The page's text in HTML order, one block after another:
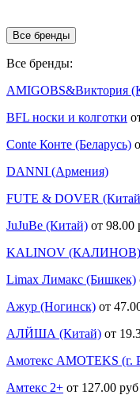
Все бренды
Все бренды:
AMIGOBS&Виктория
BFL носки и колготки
Conte Конте (Беларусь)
DANNI (Армения)
FUTE & DOVER
JuJuBe (Китай) от 98.00
KALINOV (КАЛИНОВ)
Limax Лимакс (Бишкек)
Ажур (Ногинск) от
АЛЙША (Китай) от
Амотекс AMOTEKS (г.
Амтекс 2+ от 127.00 руб